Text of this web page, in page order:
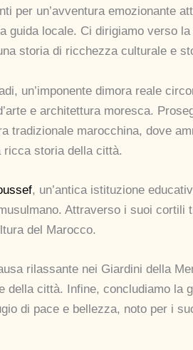
per un’avventura emozionante
guida locale. Ci dirigiamo verso la
storia di ricchezza culturale e
un’imponente dimora reale
e architettura moresca.
tradizionale marocchina, dove
storia della città.
, un’antica istituzione
Attraverso i suoi cortili
del Marocco.
rilassante nei Giardini della
della città. Infine, concludiamo la
di pace e bellezza, noto per i